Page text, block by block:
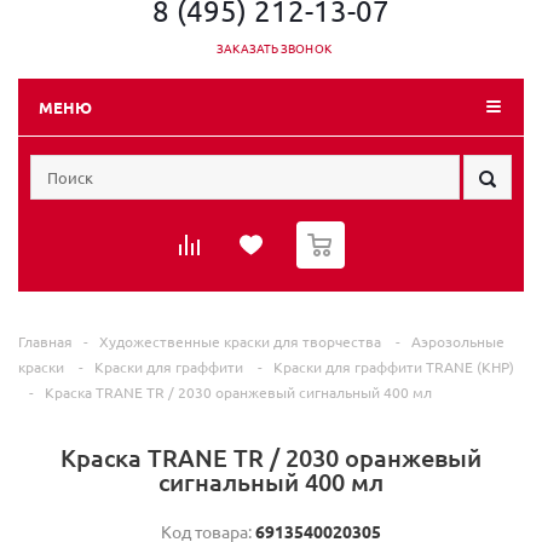
8 (495) 212-13-07
ЗАКАЗАТЬ ЗВОНОК
МЕНЮ
0
Главная - Художественные краски для творчества -
Аэрозольные
краски
- Краски для граффити -
Краски для граффити TRANE (КНР)
-
Краска TRANE TR / 2030 оранжевый сигнальный 400 мл
Краска TRANE TR / 2030 оранжевый
сигнальный 400 мл
Код товара:6913540020305